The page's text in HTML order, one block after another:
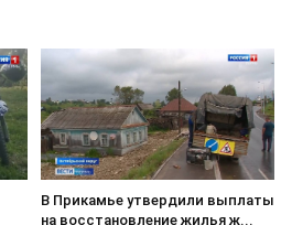
В Прикамье утвердили выплаты
на восстановление жилья ж...